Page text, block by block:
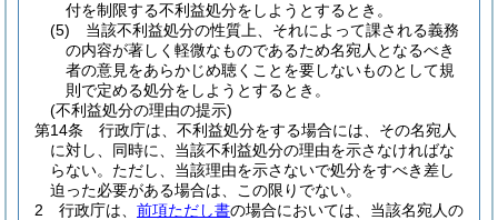
付を制限する不利益処分をしようとするとき。
(5)
当該不利益処分の性質上、それによって課される義務
の内容が著しく軽微なものであるため名宛人となるべき
者の意見をあらかじめ聴くことを要しないものとして規
則で定める処分をしようとするとき。
(不利益処分の理由の提示)
第14条
行政庁は、不利益処分をする場合には、その名宛人
に対し、同時に、当該不利益処分の理由を示さなければな
らない。 ただし、当該理由を示さないで処分をすべき差し
迫った必要がある場合は、この限りでない。
2
行政庁は、 前項ただし書の場合においては、当該名宛人の